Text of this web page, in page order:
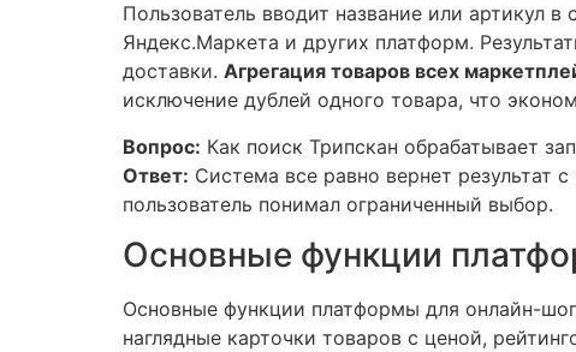
Пользователь вводит название или артикул
Яндекс.Маркета и других платформ.
доставки. Агрегация товаров всех
исключение дублей одного товара, что
Вопрос: Как поиск Трипскан обрабатывает
Ответ: Система все равно вернет результат
пользователь понимал ограниченный выбор.
Основные функции
Основные функции платформы для онлайн-
наглядные карточки товаров с ценой,